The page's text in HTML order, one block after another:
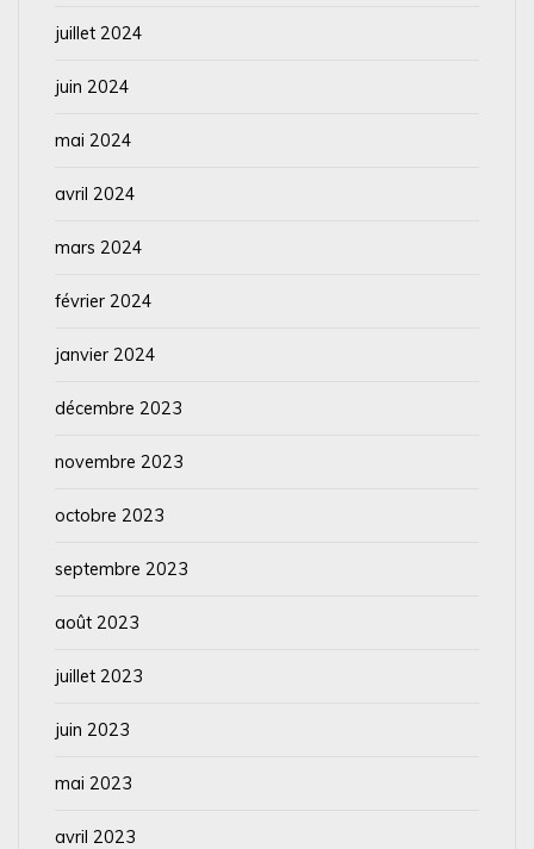
juillet 2024
juin 2024
mai 2024
avril 2024
mars 2024
février 2024
janvier 2024
décembre 2023
novembre 2023
octobre 2023
septembre 2023
août 2023
juillet 2023
juin 2023
mai 2023
avril 2023